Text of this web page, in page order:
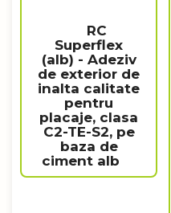
RC
Superflex
(alb) - Adeziv
de exterior de
inalta calitate
pentru
placaje, clasa
C2-TE-S2, pe
baza de
ciment alb